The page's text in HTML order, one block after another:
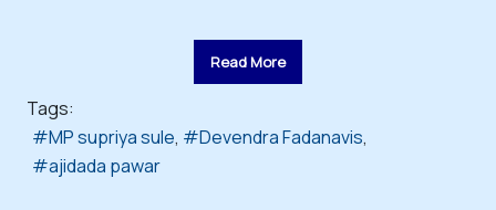
Read More
Tags:
MP supriya sule
Devendra Fadanavis
ajidada pawar